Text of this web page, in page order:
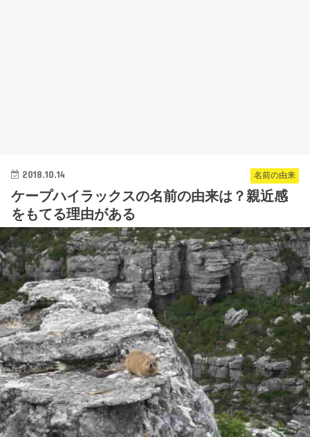
名前の由来
2018.10.14
ケープハイラックスの名前の由来は？親近感
をもてる理由がある